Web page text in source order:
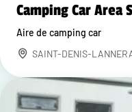
Camping Car
Aire de camping car
SAINT-DENIS-